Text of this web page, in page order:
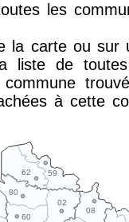
les
la carte ou sur
liste de
à cette
59
60
62
02
08
80